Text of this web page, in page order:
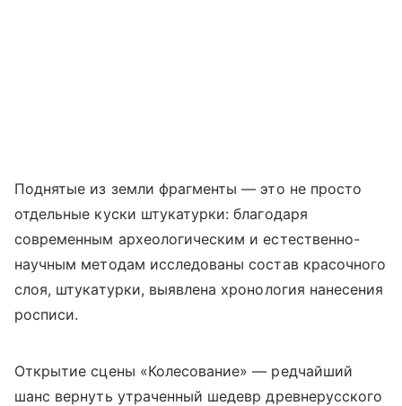
Поднятые из земли фрагменты — это не просто
отдельные куски штукатурки: благодаря
современным археологическим и естественно-
научным методам исследованы состав красочного
слоя, штукатурки, выявлена хронология нанесения
росписи.
Открытие сцены «Колесование» — редчайший
шанс вернуть утраченный шедевр древнерусского